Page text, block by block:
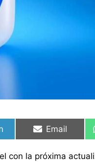
en
Email
con la próxima
en